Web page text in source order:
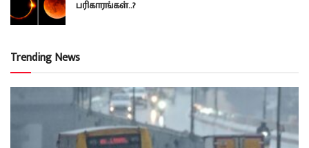
பரிகாரங்கள்..?
Trending News